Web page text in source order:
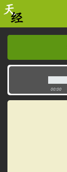
00:00